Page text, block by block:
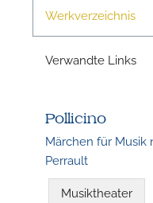
Werkverzeichnis
Verwandte Links
Pollicino
Märchen für Musik
Perrault
Musiktheater